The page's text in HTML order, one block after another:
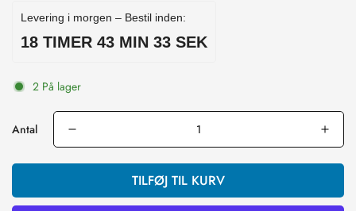
Levering i morgen – Bestil inden:
18 TIMER 43 MIN 33 SEK
2 På lager
Antal
TILFØJ TIL KURV